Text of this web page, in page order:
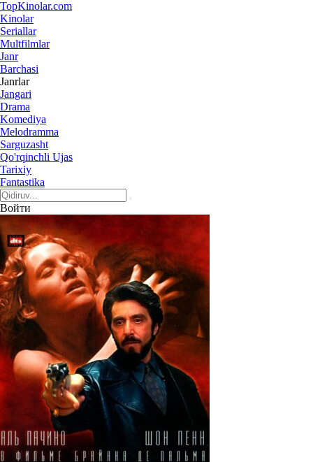
TopKinolar.com
Kinolar
Seriallar
Multfilmlar
Janr
Barchasi
Janrlar
Jangari
Drama
Komediya
Melodramma
Sarguzasht
Qo'rqinchli Ujas
Tarixiy
Fantastika
Войти